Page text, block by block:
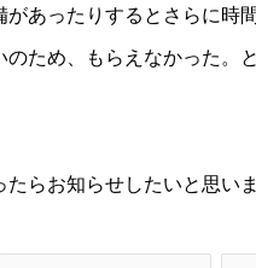
あったりするとさらに時
ため、もらえなかった。
らお知らせしたいと思いま